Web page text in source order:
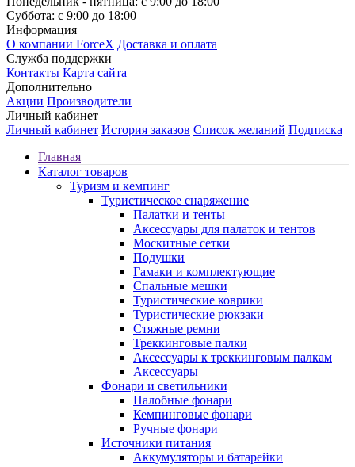
Суббота: с 9:00 до 18:00
Информация
О компании ForceX Доставка и оплата
Служба поддержки
Контакты Карта сайта
Дополнительно
Акции Производители
Личный кабинет
Личный кабинет История заказов Список желаний Подписка
Главная
Каталог товаров
Туризм и кемпинг
Туристическое снаряжение
Палатки и тенты
Аксессуары для палаток и тентов
Москитные сетки
Подушки
Гамаки и комплектующие
Спальные мешки
Туристические коврики
Туристические рюкзаки
Стяжные ремни
Треккинговые палки
Аксессуары к треккинговым палкам
Аксессуары
Фонари и светильники
Налобные фонари
Кемпинговые фонари
Ручные фонари
Источники питания
Аккумуляторы и батарейки